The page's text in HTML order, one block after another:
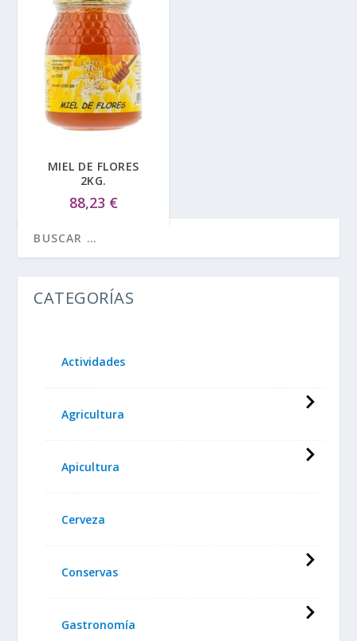
MIEL DE FLORES
2KG.
88,23 €
CATEGORÍAS
Actividades
Agricultura
Apicultura
Cerveza
Conservas
Gastronomía